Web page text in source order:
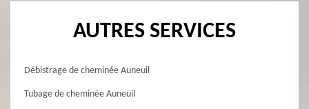
AUTRES SERVICES
Débistrage de cheminée Auneuil
Tubage de cheminée Auneuil